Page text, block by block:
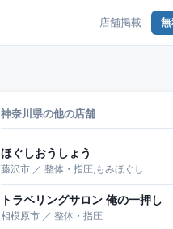
店舗掲載
神奈川県の他の店舗
ほぐしおうしょう
藤沢市 ／ 整体・指圧,もみほぐし
トラベリングサロン 俺の一押し
相模原市 ／ 整体・指圧